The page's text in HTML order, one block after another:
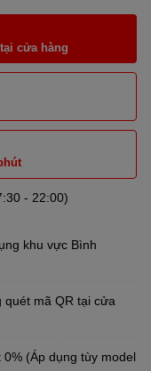
cửa hàng
- 22:00)
khu vực Bình
quét mã QR tại cửa
(Áp dụng tùy model